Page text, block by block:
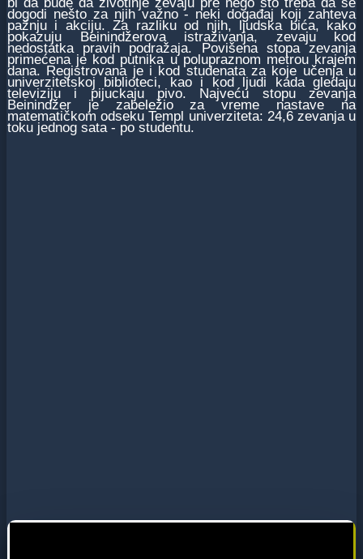
dogodi nešto za njih važno - neki događaj koji zahteva
pažnju i akciju. Za razliku od njih, ljudska bića, kako
pokazuju Beinindžerova istraživanja, zevaju kod
nedostatka pravih podražaja. Povišena stopa zevanja
primećena je kod putnika u polupraznom metrou krajem
dana. Registrovana je i kod studenata za koje učenja u
univerzitetskoj biblioteci, kao i kod ljudi kada gledaju
televiziju i pijuckaju pivo. Najveću stopu zevanja
Beinindžer je zabeležio za vreme nastave na
matematičkom odseku Templ univerziteta: 24,6 zevanja u
toku jednog sata - po studentu.